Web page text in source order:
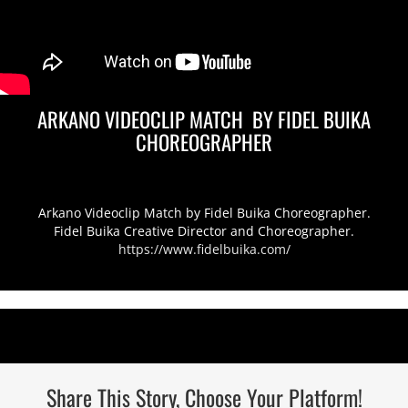
ARKANO VIDEOCLIP MATCH BY FIDEL BUIKA
CHOREOGRAPHER
Arkano Videoclip Match by Fidel Buika Choreographer.
Fidel Buika Creative Director and Choreographer.
https://www.fidelbuika.com/
Share This Story, Choose Your Platform!